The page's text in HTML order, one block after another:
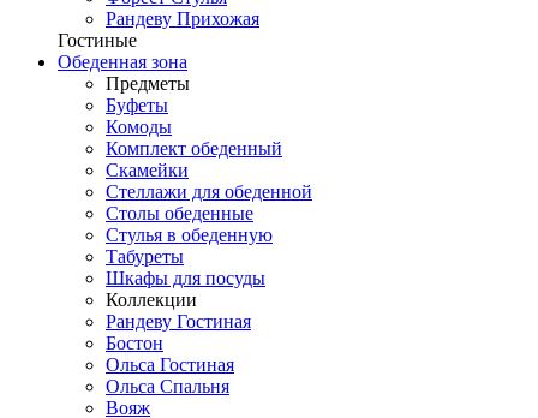
Рандеву Прихожая
Гостиные
Обеденная зона
Предметы
Буфеты
Комоды
Комплект обеденный
Скамейки
Стеллажи для обеденной
Столы обеденные
Стулья в обеденную
Табуреты
Шкафы для посуды
Коллекции
Рандеву Гостиная
Бостон
Ольса Гостиная
Ольса Спальня
Вояж